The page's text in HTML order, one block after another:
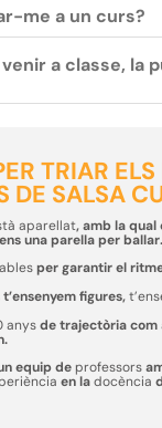
me a un curs?
a classe, la
TRIAR
DE SALSA
aparellat, amb la qual
una parella per ballar.
per garantir el
figures,
anysde trajectòria com
equip deprofessors
en ladocència